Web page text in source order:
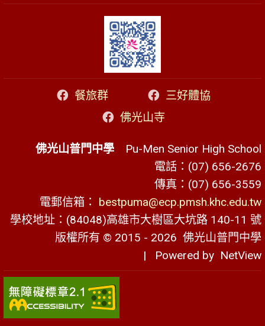
餐旅群
三好體協
佛光山寺
佛光山普門中學 Pu-Men Senior High School
電話：(07) 656-2676
傳真：(07) 656-3559
電郵信箱： bestpuma@ecp.pmsh.khc.edu.tw
學校地址：(84048)高雄市大樹區大坑路 140-11 號
版權所有 © 2015 - 2026 佛光山普門中學
| Powered by NetView